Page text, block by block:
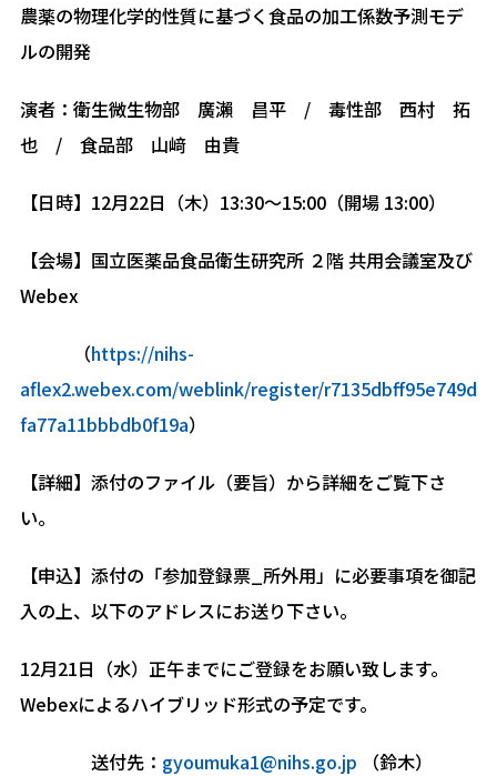
農薬の物理化学的性質に基づく食品の加工係数予測モデ
ルの開発
演者：衛生微生物部 廣瀨 昌平 / 毒性部 西村 拓
也 / 食品部 山﨑 由貴
【日時】12月22日（木）13:30〜15:00（開場 13:00）
【会場】国立医薬品食品衛生研究所 ２階 共用会議室及び
Webex
（https://nihs-
aflex2.webex.com/weblink/register/r7135dbff95e749d
fa77a11bbbdb0f19a）
【詳細】添付のファイル（要旨）から詳細をご覧下さ
い。
【申込】添付の「参加登録票_所外用」に必要事項を御記
入の上、以下のアドレスにお送り下さい。
12月21日（水）正午までにご登録をお願い致します。
Webexによるハイブリッド形式の予定です。
送付先： gyoumuka1@nihs.go.jp （鈴木）